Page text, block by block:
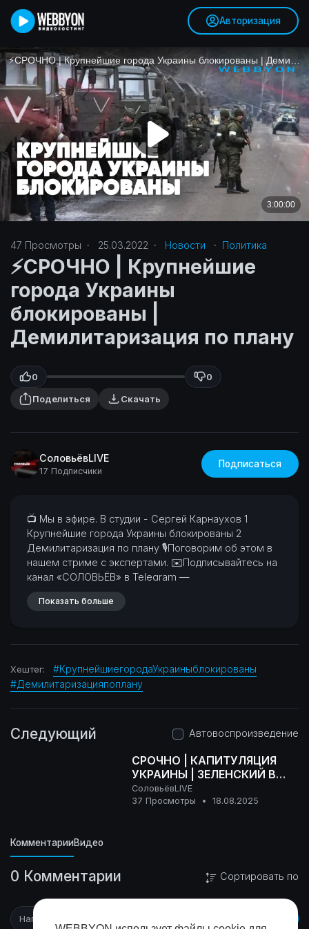
Авторизация
47 Просмотры · 25.03.2022 · Новости · Политика‎
⚡️СРОЧНО | Крупнейшие
города Украины
блокированы |
Демилитаризация по плану
0
0
Поделиться
Скачать
СоловьёвLIVE
17 Подписчики
Подписаться
⁣📺 Мы в эфире. В студии - Сергей Карнаухов 1
Крупнейшие города Украины блокированы 2
Демилитаризация по плану 🎙Поговорим об этом в
нашем стриме с экспертами. ✉Подписывайтесь на
канал «СОЛОВЬЁВ» в Telegram —
https://t.me/SolovievLive
Показать больше
Хештег:
#КрупнейшиегородаУкраиныблокированы
#Демилитаризацияпоплану
Следующий Автовоспроизведение
СРОЧНО | КАПИТУЛЯЦИЯ
УКРАИНЫ | ЗЕЛЕНСКИЙ В
БЕЛОМ ДОМЕ | ПРЯМОЙ
ЭФИР | СОЛОВЬЁВLIVE
СоловьёвLIVE
37 Просмотры
• 18.08.2025
КомментарииВидео
0 Комментарии Сортировать по